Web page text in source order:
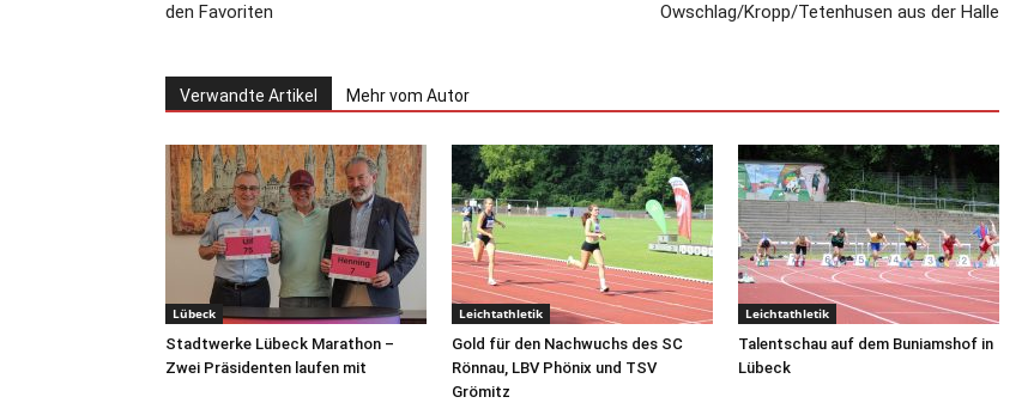
den Favoriten
Owschlag/Kropp/Tetenhusen aus der Halle
Verwandte Artikel Mehr vom Autor
Lübeck
Stadtwerke Lübeck Marathon –
Zwei Präsidenten laufen mit
Leichtathletik
Gold für den Nachwuchs des SC
Rönnau, LBV Phönix und TSV
Grömitz
Leichtathletik
Talentschau auf dem Buniamshof in
Lübeck